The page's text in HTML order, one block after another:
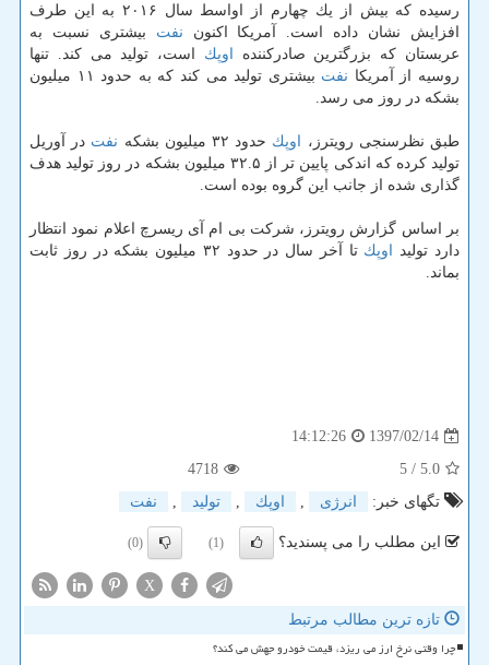
رسیده كه بیش از یك چهارم از اواسط سال ۲۰۱۶ به این طرف
افزایش نشان داده است. آمریكا اكنون نفت بیشتری نسبت به
عربستان كه بزرگترین صادركننده اوپك است، تولید می كند. تنها
روسیه از آمریكا نفت
بیشتری تولید می كند كه به حدود ۱۱ میلیون
بشكه در روز می رسد.
طبق نظرسنجی رویترز، اوپك حدود ۳۲ میلیون بشكه نفت در آوریل
تولید كرده كه اندكی پایین تر از ۳۲.۵ میلیون بشكه در روز تولید هدف
گذاری شده از جانب این گروه بوده است.
بر اساس گزارش رویترز، شركت بی ام آی ریسرچ اعلام نمود انتظار
دارد تولید اوپك
تا آخر سال در حدود ۳۲ میلیون بشكه در روز ثابت
بماند.
1397/02/14
14:12:26
5.0
/ 5
4718
تگهای خبر:
انرژی , اوپك , تولید , نفت
این مطلب را می پسندید؟ (1)
(0)
X
تازه ترین مطالب مرتبط
چرا وقتی نرخ ارز می ریزد، قیمت خودرو جهش می کند؟